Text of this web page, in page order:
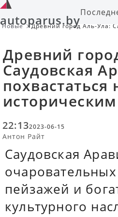
autoparus.by
Новые
Древний город Аль-Ула:
Древний
Саудовская
22:132023-06-15
Антон Райт
Саудовская
пейзажей и
культурного